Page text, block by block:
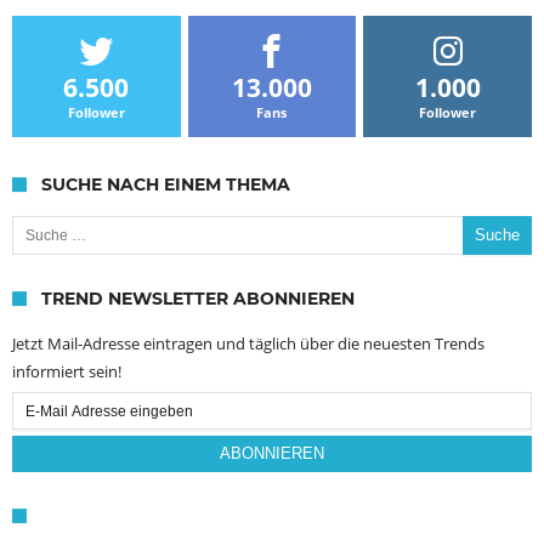
6.500
Follower
13.000
Fans
1.000
Follower
SUCHE NACH EINEM THEMA
Suche nach:
TREND NEWSLETTER ABONNIEREN
Jetzt Mail-Adresse eintragen und täglich über die neuesten Trends
informiert sein!
Email
Subscription
ABONNIEREN